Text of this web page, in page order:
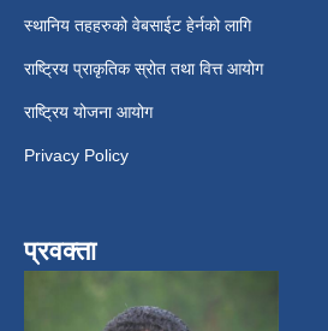
स्थानिय तहहरुको वेबसाईट हेर्नको लागि
राष्ट्रिय प्राकृतिक स्रोत तथा वित्त आयोग
राष्ट्रिय योजना आयोग
Privacy Policy
प्रवक्ता